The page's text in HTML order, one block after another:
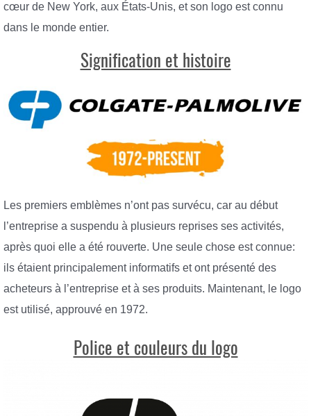
cœur de New York, aux États-Unis, et son logo est connu
dans le monde entier.
Signification et histoire
Les premiers emblèmes n’ont pas survécu, car au début
l’entreprise a suspendu à plusieurs reprises ses activités,
après quoi elle a été rouverte. Une seule chose est connue:
ils étaient principalement informatifs et ont présenté des
acheteurs à l’entreprise et à ses produits. Maintenant, le logo
est utilisé, approuvé en 1972.
Police et couleurs du logo